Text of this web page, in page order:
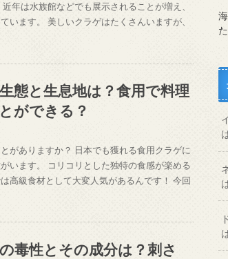
年は水族館などでも展示されることが増え、
います。 美しいクラゲはたくさんいますが、
態と生息地は？食用で料理
ができる？
がありますか？ 日本でも獲れる食用クラゲに
います。 コリコリとした独特の食感が楽める
高級食材として大変人気があるんです！ 今回
毒性とその成分は？刺さ